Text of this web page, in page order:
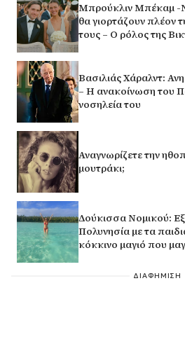
Μπρούκλιν Μπέκαμ -
θα γιορτάζουν πλέον
τους – Ο ρόλος της
Βασιλιάς Χάραλντ:
– Η ανακοίνωση του
νοσηλεία του
Αναγνωρίζετε την
μουτράκι;
Δούκισσα Νομικού:
Πολυνησία με τα
κόκκινο μαγιό που
ΔΙΑΦΗΜΙΣΗ